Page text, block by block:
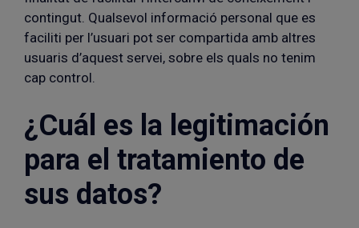
contingut. Qualsevol informació personal que es
faciliti per l’usuari pot ser compartida amb altres
usuaris d’aquest servei, sobre els quals no tenim
cap control.
¿Cuál es la legitimación
para el tratamiento de
sus datos?